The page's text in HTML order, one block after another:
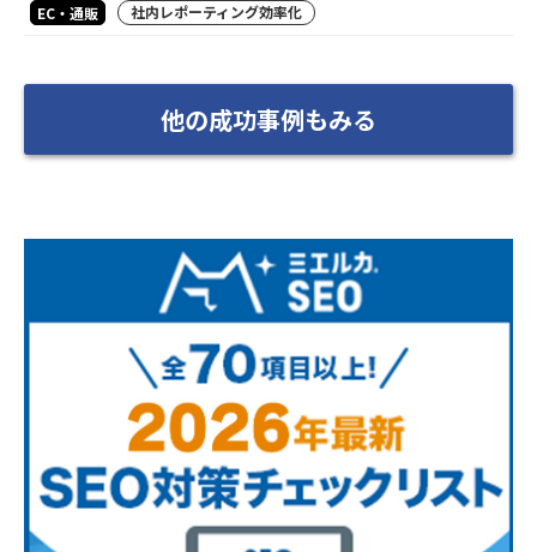
EC・通販 社内レポーティング効率化
他の成功事例もみる